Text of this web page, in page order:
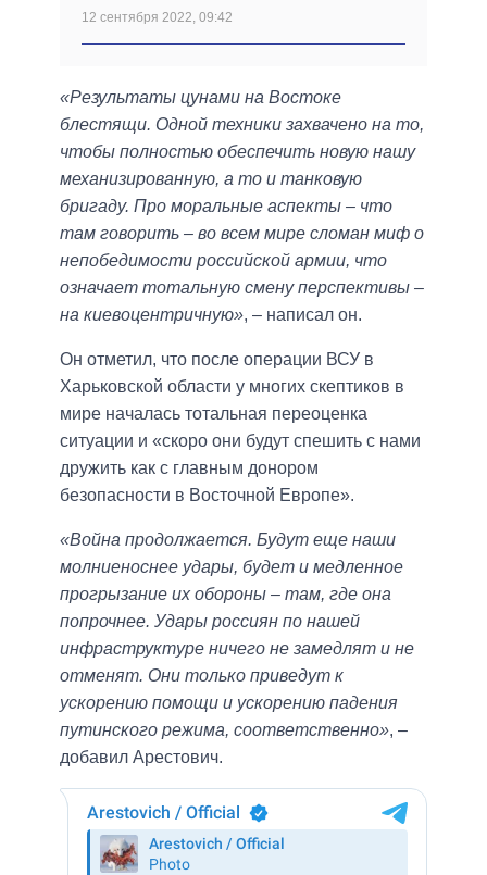
12 сентября 2022, 09:42
«Результаты цунами на Востоке
блестящи. Одной техники захвачено на то,
чтобы полностью обеспечить новую нашу
механизированную, а то и танковую
бригаду. Про моральные аспекты – что
там говорить – во всем мире сломан миф о
непобедимости российской армии, что
означает тотальную смену перспективы –
на киевоцентричную», – написал он.
Он отметил, что после операции ВСУ в
Харьковской области у многих скептиков в
мире началась тотальная переоценка
ситуации и «скоро они будут спешить с нами
дружить как с главным донором
безопасности в Восточной Европе».
«Война продолжается. Будут еще наши
молниеноснее удары, будет и медленное
прогрызание их обороны – там, где она
попрочнее. Удары россиян по нашей
инфраструктуре ничего не замедлят и не
отменят. Они только приведут к
ускорению помощи и ускорению падения
путинского режима, соответственно», –
добавил Арестович.